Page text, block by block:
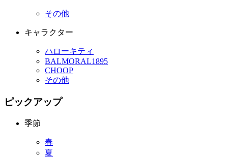
その他
キャラクター
ハローキティ
BALMORAL1895
CHOOP
その他
ピックアップ
季節
春
夏